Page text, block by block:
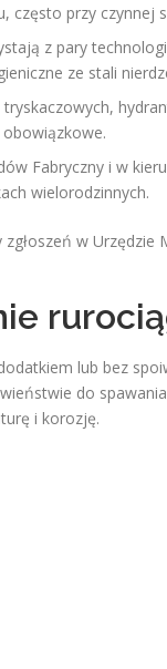
często przy czynnej
z pary
ze stali
Fabryczny i w
wielorodzinnych.
w Urzędzie
lub bez
do
i korozję.